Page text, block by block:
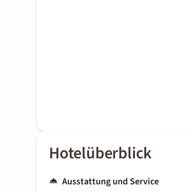
Hotelüberblick
Ausstattung und Service